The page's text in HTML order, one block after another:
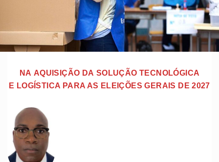
NA AQUISIÇÃO DA SOLUÇÃO TECNOLÓGICA
E LOGÍSTICA PARA AS ELEIÇÕES GERAIS DE 2027